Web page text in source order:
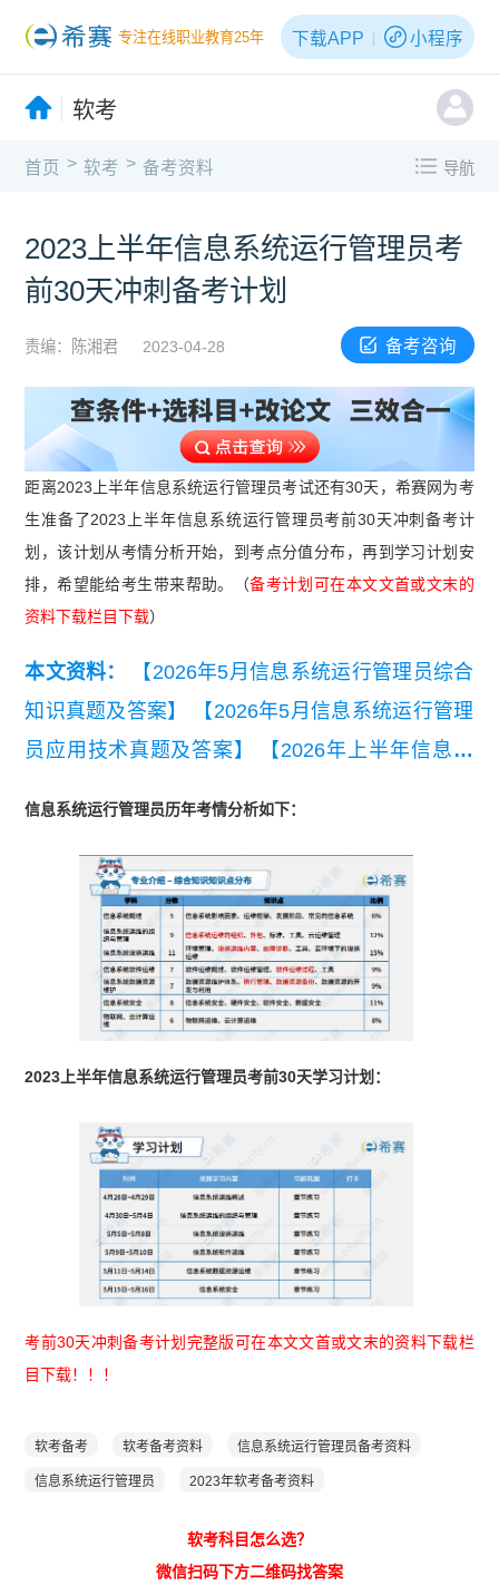
专注在线职业教育25年 下载APP 小程序
软考
首页 > 软考 > 备考资料 导航
2023上半年信息系统运行管理员考
前30天冲刺备考计划
责编：陈湘君 2023-04-28 备考咨询
距离2023上半年信息系统运行管理员考试还有30天，希赛网为考
生准备了2023上半年信息系统运行管理员考前30天冲刺备考计
划，该计划从考情分析开始，到考点分值分布，再到学习计划安
排，希望能给考生带来帮助。（备考计划可在本文文首或文末的
资料下载栏目下载）
本文资料：
【2026年5月信息系统运行管理员综合
知识真题及答案】
【2026年5月信息系统运行管理
员应用技术真题及答案】
【2026年上半年信息系
息系统运行管理员高频真题精选】
年信息系统运行管理员案例简答合集】 【2026年
上半年信息系统运行管理员易混淆知识点】
6年上半年信息系统运行管理员考点自查清单】
信息系统运行管理员历年考情分析如下：
2023上半年信息系统运行管理员考前30天学习计划：
考前30天冲刺备考计划完整版可在本文文首或文末的资料下载栏
目下载！！！
软考备考 软考备考资料 信息系统运行管理员备考资料
信息系统运行管理员 2023年软考备考资料
软考科目怎么选？
微信扫码下方二维码找答案